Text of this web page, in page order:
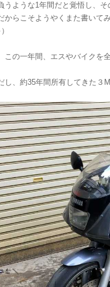
うような1年間だと覚悟し、
からこそようやくまた書いて
この一年間、エスやバイクを
し、約35年間所有してきた３